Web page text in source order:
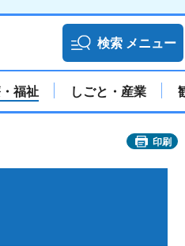
検索 メニュー
福祉 しごと・産業
印刷